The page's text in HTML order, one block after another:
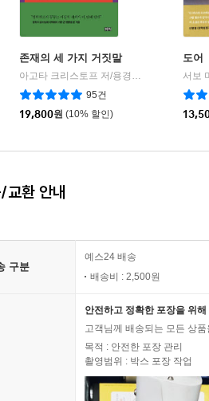
존재의 세 가지 거짓말
아고타 크리스토프 저/용경식 역
까치(까치
95건
19,800원 (10% 할인)
도어
서보
교환 안내
구분
예스24 배송
배송비 : 2,500원
안전하고 정확한 포장을 위
고객님께 배송되는 모든 상
목적 : 안전한 포장 관리
촬영범위 : 박스 포장 작업